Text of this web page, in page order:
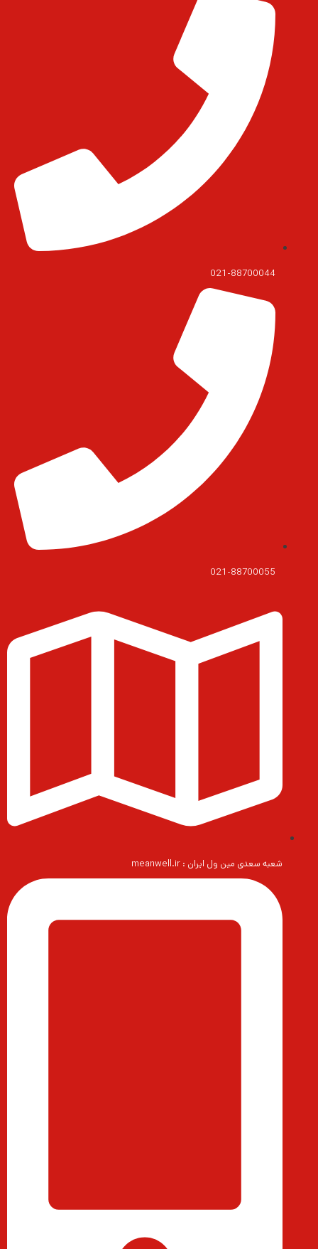
021-88700044
021-88700055
شعبه سعدی مین ول ایران : meanwell.ir